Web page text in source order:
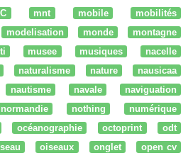
mnt mobile
mobilités
modelisation monde
montagne
musee musiques
nacelle
naturalisme nature
nausicaa
nautisme navale
naviguation
normandie nothing
numérique
océanographie octoprint
odt
oiseaux onglet
open cv